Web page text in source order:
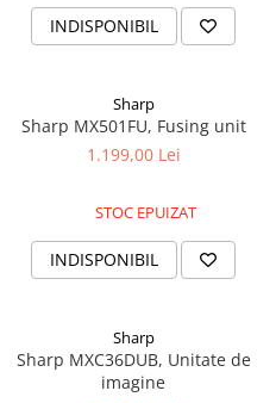
Accesorii pentru Pictură
Caiete
Cretă/Burete/Table Școlare
Plastilină
Socotitori / Bețigașe
Creioane Colorate
Tehnica de birou
Laminatoare
INDISPONIBIL
Sharp
Sharp MX501FU, Fusing unit
1.199,00 Lei
STOC EPUIZAT
INDISPONIBIL
Sharp
Sharp MXC36DUB, Unitate de
imagine